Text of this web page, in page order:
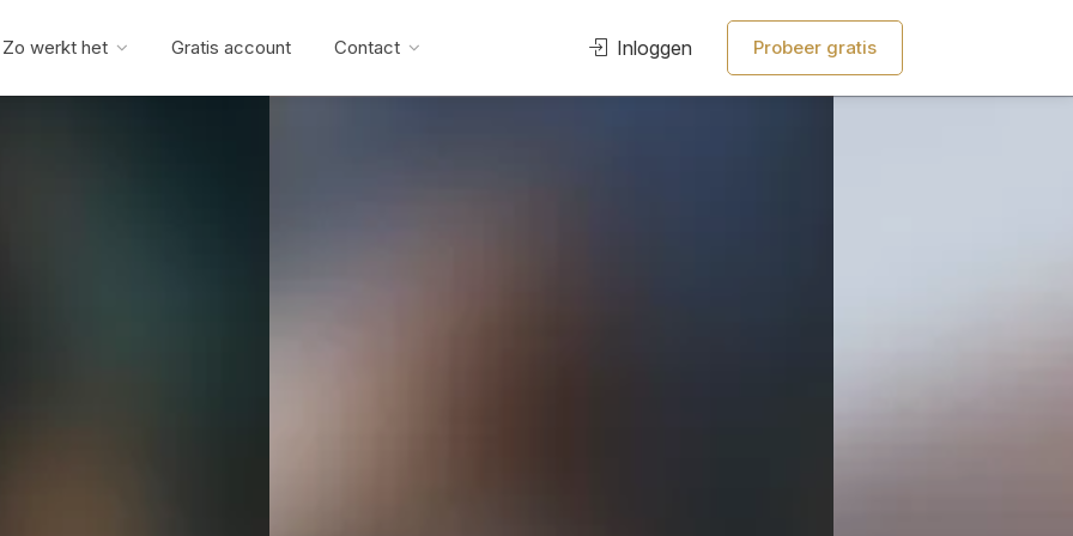
Zo werkt het Gratis account Contact Inloggen Probeer gratis